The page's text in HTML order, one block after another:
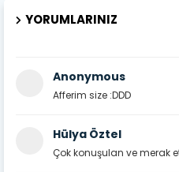
YORUMLARINIZ
Anonymous
Afferim size :DDD
Hülya Öztel
Çok konuşulan ve merak